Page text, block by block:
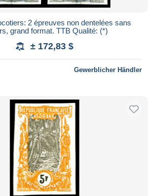
2 épreuves non dentelées sans
grand format. TTB Qualité: (*)
± 172,83 $
Gewerblicher Händler